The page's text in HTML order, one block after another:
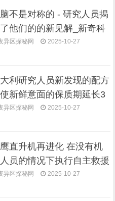
不是对称的 - 研究人员揭
他们的的新见解_新奇科
- 夜异区世界之最
异区探秘网 2025-10-27
利研究人员新发现的配方
新鲜意面的保质期延长3
_新奇科技 - 夜异区世界之
异区探秘网 2025-10-27
直升机再进化 在没有机
员的情况下执行自主救援
_新奇科技 - 夜异区世界
异区探秘网 2025-10-27